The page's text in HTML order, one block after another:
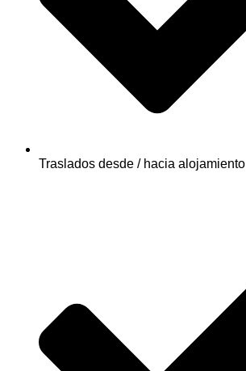
Traslados desde / hacia alojamiento